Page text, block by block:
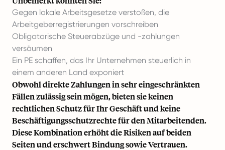
Gegen lokale Arbeitsgesetze verstoßen, die
Arbeitgeberregistrierungen vorschreiben
Obligatorische Steuerabzüge und -zahlungen
versäumen
Ein PE schaffen, das Ihr Unternehmen steuerlich in
einem anderen Land exponiert
Obwohl direkte Zahlungen in sehr eingeschränkten
Fällen zulässig sein mögen, bieten sie keinen
rechtlichen Schutz für Ihr Geschäft und keine
Beschäftigungsschutzrechte für den Mitarbeitenden.
Diese Kombination erhöht die Risiken auf beiden
Seiten und erschwert Bindung sowie Vertrauen.